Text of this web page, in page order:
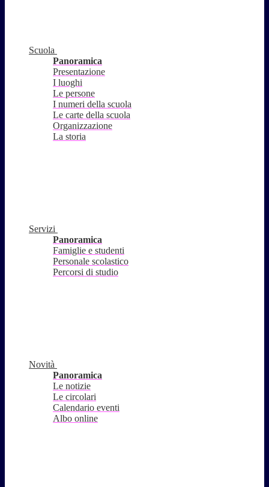
Scuola
Panoramica
Presentazione
I luoghi
Le persone
I numeri della scuola
Le carte della scuola
Organizzazione
La storia
Servizi
Panoramica
Famiglie e studenti
Personale scolastico
Percorsi di studio
Novità
Panoramica
Le notizie
Le circolari
Calendario eventi
Albo online